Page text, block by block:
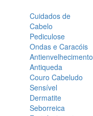
Cuidados de
Cabelo
Pediculose
Ondas e Caracóis
Antienvelhecimento
Antiqueda
Couro Cabeludo
Sensível
Dermatite
Seborreica